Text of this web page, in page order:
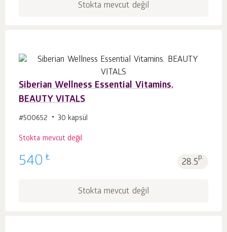
Stokta mevcut değil
Siberian Wellness Essential Vitamins.
BEAUTY VITALS
#500652 30 kapsül
Stokta mevcut değil
540 ₺ 28.5p.
Stokta mevcut değil